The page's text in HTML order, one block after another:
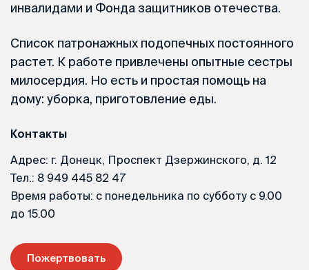
инвалидами и Фонда защитников отечества.
Список патронажных подопечных постоянного
растет. К работе привлечены опытные сестры
милосердия. Но есть и простая помощь на
дому: уборка, приготовление еды.
Контакты
Адрес: г. Донецк, Проспект Дзержинского, д. 12
Тел.: 8 949 445 82 47
Время работы: с понедельника по субботу с 9.00
до 15.00
Пожертвовать